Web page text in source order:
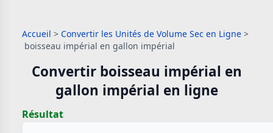
Accueil > Convertir les Unités de Volume Sec en Ligne >
boisseau impérial en gallon impérial
Convertir boisseau impérial en
gallon impérial en ligne
Résultat